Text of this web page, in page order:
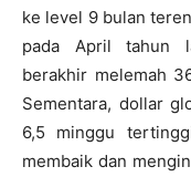
ke level 9 bulan
pada April tahun
berakhir melemah
Sementara, dollar
6,5 minggu
membaik dan